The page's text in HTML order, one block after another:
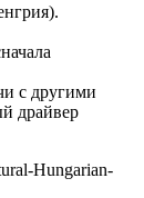
с другими
драйвер
Hungarian-